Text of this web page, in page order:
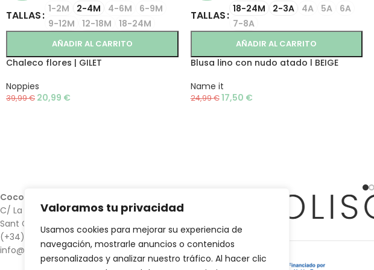
Valoramos tu privacidad
Usamos cookies para mejorar su experiencia de
navegación, mostrarle anuncios o contenidos
personalizados y analizar nuestro tráfico. Al hacer clic
TALLAS
1-2M 2-4M 4-6M
6-9M
9-12M
12-18M 18-24M
AÑADIR AL CARRITO
Chaleco flores | GILET
Noppies
39,99€ 20,99 €
TALLAS
18-24M 2-3A 4A 5A
6A
7-8A
AÑADIR AL CARRITO
Blusa lino con nudo atado l BEIGE
Name it
24,99€ 17,50 €
Cocoliso Shop
C/ La Torre 18
Sant Cugat del Vallès 08172
(+34) 935 396 827
info@cocolisoshop.com